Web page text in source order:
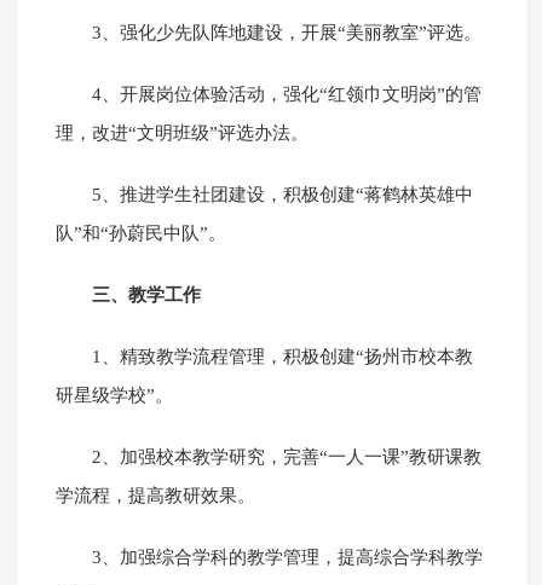
3、强化少先队阵地建设，开展“美丽教室”评选。
4、开展岗位体验活动，强化“红领巾文明岗”的管
理，改进“文明班级”评选办法。
5、推进学生社团建设，积极创建“蒋鹤林英雄中
队”和“孙蔚民中队”。
三、教学工作
1、精致教学流程管理，积极创建“扬州市校本教
研星级学校”。
2、加强校本教学研究，完善“一人一课”教研课教
学流程，提高教研效果。
3、加强综合学科的教学管理，提高综合学科教学